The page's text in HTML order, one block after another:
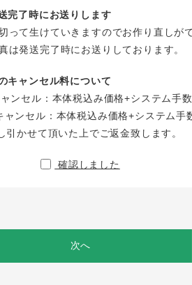
完了時にお送りします
って生けていきますのでお作り直しが
は発送完了時にお送りしております。
キャンセル料について
ンセル：本体税込み価格+システム手
ャンセル：本体税込み価格+システム手
かせて頂いた上でご返金致します。
確認しました
次へ